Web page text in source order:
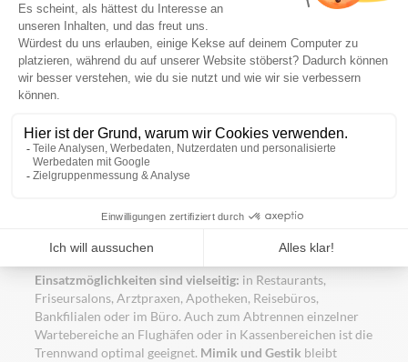
für diesen Artikel anfrangen
Diese Trennwand zum Aufstellen eignet sich besonders, um
Besonders in Zeiten, in denen
groß geschrieben wird und Abstand halten
oberste Regel ist, bietet diese Trennwand aus PET-Material
Einsatzmöglichkeiten sind vielseitig: in Restaurants,
Friseursalons, Arztpraxen, Apotheken, Reisebüros,
Bankfilialen oder im Büro. Auch zum Abtrennen einzelner
Wartebereiche an Flughäfen oder in Kassenbereichen ist die
Trennwand optimal geeignet. Mimik und Gestik bleibt